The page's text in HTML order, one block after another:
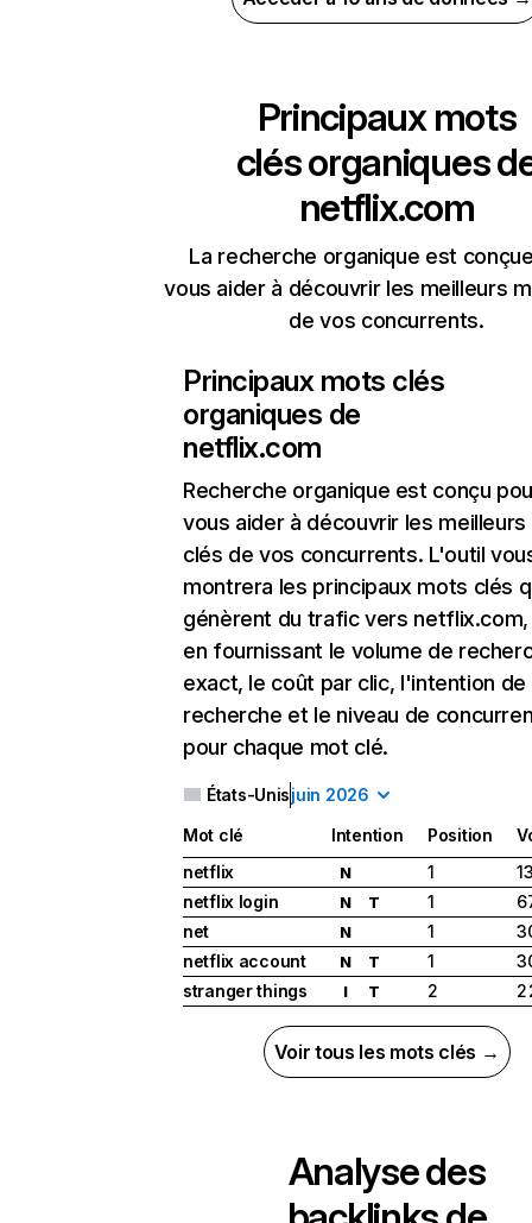
Principaux mots
clés organiques
netflix.com
La recherche organique est
vous aider à découvrir les meilleurs
de vos concurrents.
Principaux mots clés
organiques de
netflix.com
Recherche organique est conçu
vous aider à découvrir les
clés de vos concurrents. L'outil
montrera les principaux mots clés
génèrent du trafic vers
en fournissant le volume de
exact, le coût par clic, l'intention de
recherche et le niveau de
pour chaque mot clé.
États-Unisjuin 2026
Mot clé Intention Position
netflix
N 1
netflix login
N T 1
net
N 1
netflix account
N T 1
stranger things
I T 2 2
Voir tous les mots clés →
Analyse des